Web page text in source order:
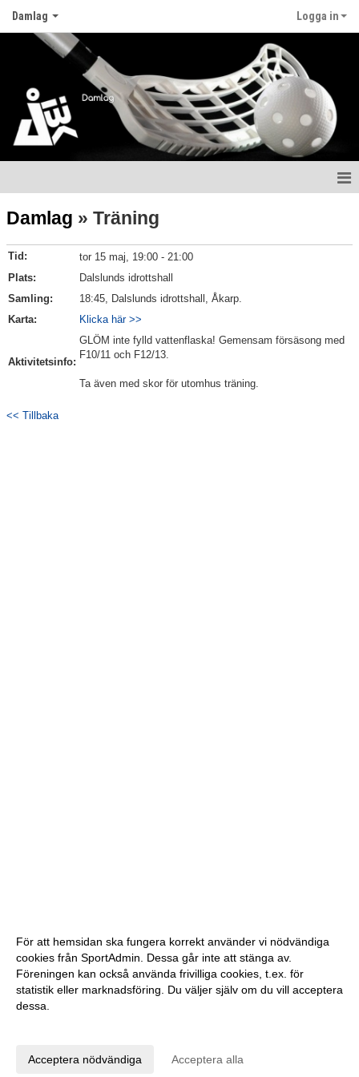
Damlag Logga in
Kalender
Matcher
Dokument
Damlag » Träning
Tid:
tor 15 maj, 19:00 - 21:00
Plats:
Dalslunds idrottshall
Samling:
18:45, Dalslunds idrottshall, Åkarp.
Karta:
Klicka här >>
Aktivitetsinfo:
GLÖM inte fylld vattenflaska! Gemensam försäsong med
F10/11 och F12/13.
Ta även med skor för utomhus träning.
<< Tillbaka
För att hemsidan ska fungera korrekt använder vi nödvändiga
cookies från SportAdmin. Dessa går inte att stänga av.
Föreningen kan också använda frivilliga cookies, t.ex. för
statistik eller marknadsföring. Du väljer själv om du vill acceptera
dessa.
Acceptera nödvändiga Acceptera alla